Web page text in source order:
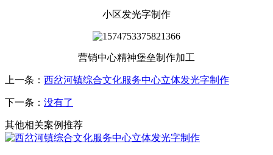
小区发光字制作
营销中心精神堡垒制作加工
上一条： 西岔河镇综合文化服务中心立体发光字制作
下一条： 没有了
其他相关案例推荐